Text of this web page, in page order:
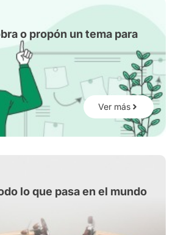
o propón un tema para
Ver más
lo que pasa en el mundo